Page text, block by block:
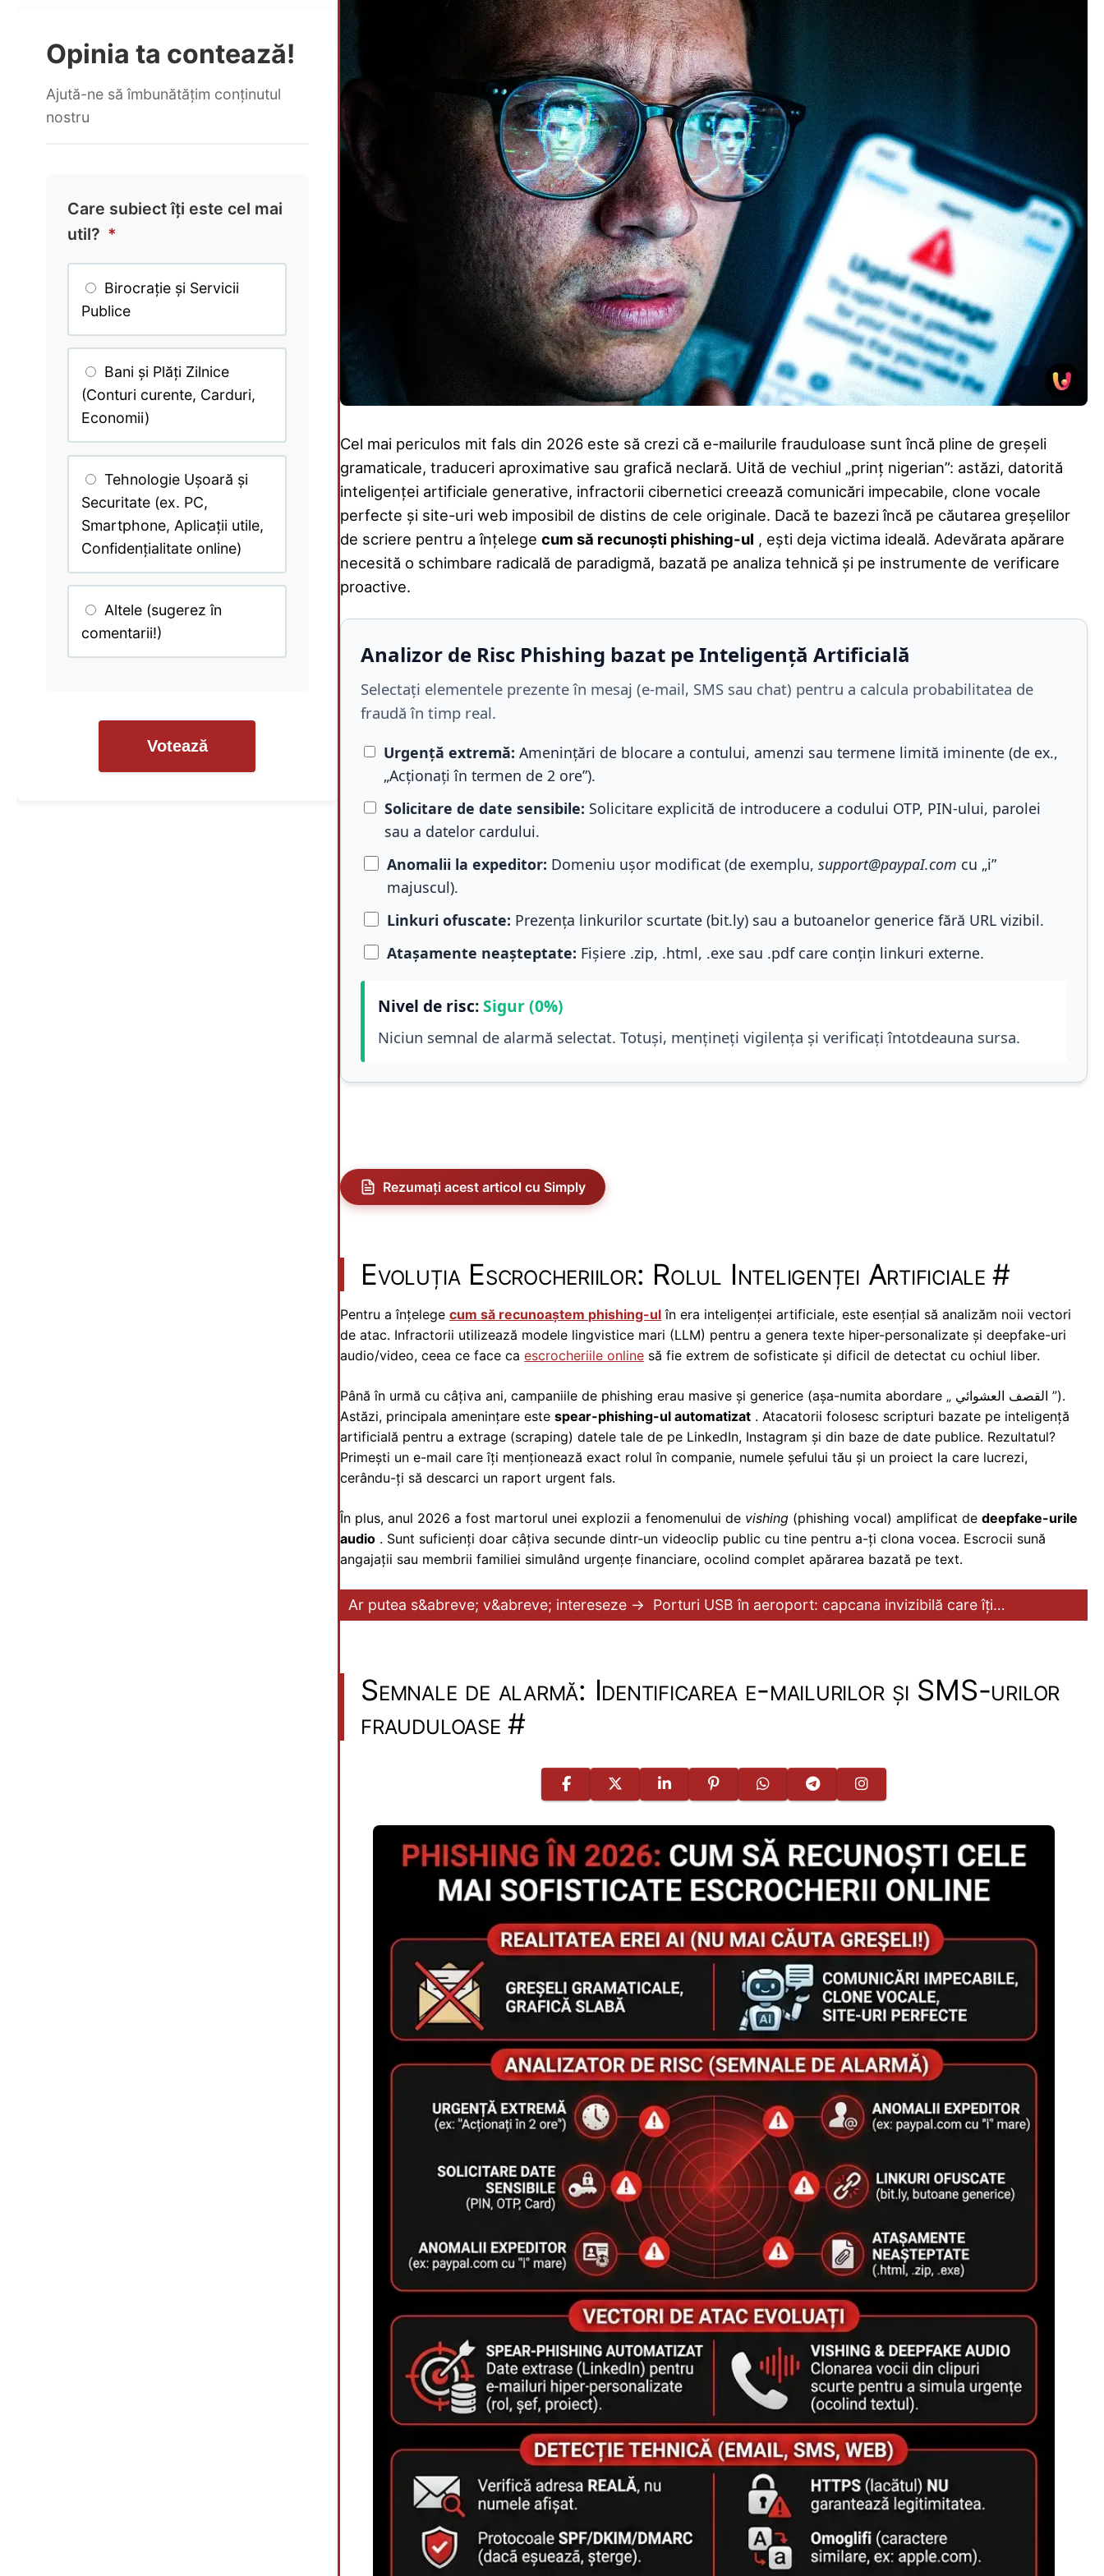
Opinia ta contează!
Ajută-ne să îmbunătățim conținutul
nostru
Care subiect îți este cel mai
util? *
Birocrație și Servicii
Publice
Bani și Plăți Zilnice
(Conturi curente, Carduri,
Economii)
Tehnologie Ușoară și
Securitate (ex. PC,
Smartphone, Aplicații utile,
Confidențialitate online)
Altele (sugerez în
comentarii!)
Votează
Cel mai periculos mit fals din 2026 este să crezi că e-mailurile frauduloase sunt încă pline de greșeli
gramaticale, traduceri aproximative sau grafică neclară. Uită de vechiul „prinț nigerian”: astăzi, datorită
inteligenței artificiale generative, infractorii cibernetici creează comunicări impecabile, clone vocale
perfecte și site-uri web imposibil de distins de cele originale. Dacă te bazezi încă pe căutarea greșelilor
de scriere pentru a înțelegecum să recunoști phishing-ul , ești deja victima ideală. Adevărata apărare
necesită o schimbare radicală de paradigmă, bazată pe analiza tehnică și pe instrumente de verificare
proactive.
Analizor de Risc Phishing bazat pe Inteligență Artificială
Selectați elementele prezente în mesaj (e-mail, SMS sau chat) pentru a calcula probabilitatea de
fraudă în timp real.
Urgență extremă: Amenințări de blocare a contului, amenzi sau termene limită iminente (de ex.,
„Acționați în termen de 2 ore”).
Solicitare de date sensibile: Solicitare explicită de introducere a codului OTP, PIN-ului, parolei
sau a datelor cardului.
Anomalii la expeditor: Domeniu ușor modificat (de exemplu,support@paypaI.com cu „i”
majuscul).
Linkuri ofuscate: Prezența linkurilor scurtate (bit.ly) sau a butoanelor generice fără URL vizibil.
Atașamente neașteptate: Fișiere .zip, .html, .exe sau .pdf care conțin linkuri externe.
Nivel de risc:Sigur (0%)
Niciun semnal de alarmă selectat. Totuși, mențineți vigilența și verificați întotdeauna sursa.
Rezumați acest articol cu Simply
Evoluția Escrocheriilor: Rolul Inteligenței Artificiale #
Pentru a înțelegecum să recunoaștem phishing-ul în era inteligenței artificiale, este esențial să analizăm noii vectori
de atac. Infractorii utilizează modele lingvistice mari (LLM) pentru a genera texte hiper-personalizate și deepfake-uri
audio/video, ceea ce face caescrocheriile online să fie extrem de sofisticate și dificil de detectat cu ochiul liber.
Până în urmă cu câțiva ani, campaniile de phishing erau masive și generice (așa-numita abordare „ القصف العشوائي ”).
Astăzi, principala amenințare estespear-phishing-ul automatizat . Atacatorii folosesc scripturi bazate pe inteligență
artificială pentru a extrage (scraping) datele tale de pe LinkedIn, Instagram și din baze de date publice. Rezultatul?
Primești un e-mail care îți menționează exact rolul în companie, numele șefului tău și un proiect la care lucrezi,
cerându-ți să descarci un raport urgent fals.
În plus, anul 2026 a fost martorul unei explozii a fenomenului de vishing (phishing vocal) amplificat dedeepfake-urile
audio . Sunt suficienți doar câțiva secunde dintr-un videoclip public cu tine pentru a-ți clona vocea. Escrocii sună
angajații sau membrii familiei simulând urgențe financiare, ocolind complet apărarea bazată pe text.
Ar putea s&abreve; v&abreve; intereseze → Porturi USB în aeroport: capcana invizibilă care îți…
Semnale de alarmă: Identificarea e-mailurilor și SMS-urilor
frauduloase #